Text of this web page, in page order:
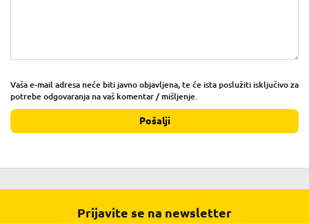
Vaša e-mail adresa neće biti javno objavljena, te će ista poslužiti isključivo za
potrebe odgovaranja na vaš komentar / mišljenje.
Pošalji
Prijavite se na newsletter